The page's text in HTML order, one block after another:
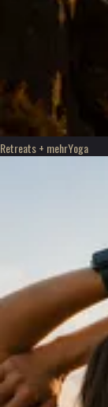
Retreats + mehrYoga